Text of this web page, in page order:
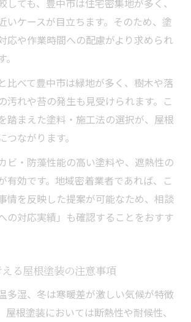
いケースが目立ちます。そのため、塗
応や作業時間への配慮がより求められ
比べて豊中市は緑地が多く、樹木や落
汚れや苔の発生も見受けられます。こ
踏まえた塗料・施工法の選択が、屋根
ながります。
ビ・防藻性能の高い塗料や、遮熱性の
有効です。地域密着業者であれば、こ
情を反映した提案が可能なため、相談
の対応実績」も確認することをおすす
る屋根塗装の注意事項
多湿、冬は寒暖差が激しい気候が特徴
屋根塗装においては断熱性や耐候性、